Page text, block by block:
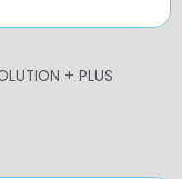
+ PLUS